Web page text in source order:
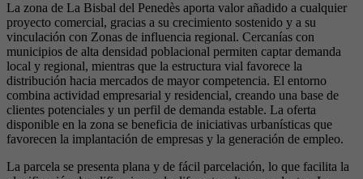
La zona de La Bisbal del Penedès aporta valor añadido a cualquier
proyecto comercial, gracias a su crecimiento sostenido y a su
vinculación con Zonas de influencia regional. Cercanías con
municipios de alta densidad poblacional permiten captar demanda
local y regional, mientras que la estructura vial favorece la
distribución hacia mercados de mayor competencia. El entorno
combina actividad empresarial y residencial, creando una base de
clientes potenciales y un perfil de demanda estable. La oferta
disponible en la zona se beneficia de iniciativas urbanísticas que
favorecen la implantación de empresas y la generación de empleo.
La parcela se presenta plana y de fácil parcelación, lo que facilita la